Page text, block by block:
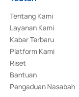
Tentang Kami
Layanan Kami
Kabar Terbaru
Platform Kami
Riset
Bantuan
Pengaduan Nasabah